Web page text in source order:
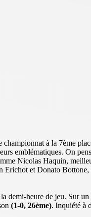
à la 7ème
emblématiques. On
Nicolas Haquin,
Erichot et Donato
demi-heure de jeu. Sur
(1-0, 26ème). Inquiété à